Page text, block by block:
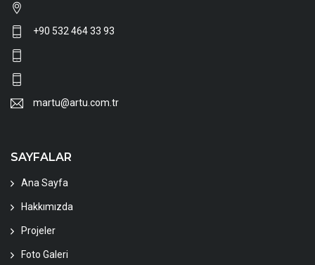
+90 532 464 33 93
martu@artu.com.tr
SAYFALAR
Ana Sayfa
Hakkımızda
Projeler
Foto Galeri